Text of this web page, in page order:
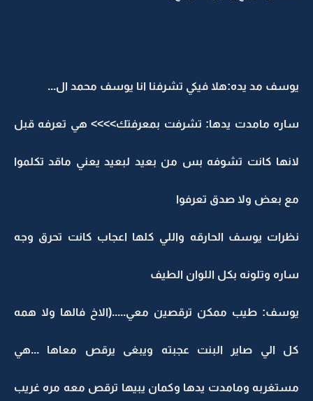
يوسف مد يده:هلا فيكي تشرفنا انا يوسف محمد ال...
ساره مامدت يدها: تشرفت بمعرفتك>>>> هي تعرفه قبل
لانها كانت تشوفه بس من بعيد لبعيد يعني ماقد تكلموا
مع بعض ولا صدق تعرفوا
نظرات يوسف الحارقه واللي كلها اعجاب كانت تحرق وجه
ساره وتلونه بكل اللوان الطيف
يوسف: طيب ممكن ترقصين معي.....(الاخ فالها ولا همه
كل الي صاير البنت عجبته ويبغى يرقص معاها ...هي
مستغربه ومامدت يدها وكمان يبيها ترقص معه مره غريب